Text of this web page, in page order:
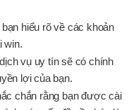
hiểu rõ về các khoản
win.
vụ uy tín sẽ có chính
lợi của bạn.
chắn rằng bạn được cài